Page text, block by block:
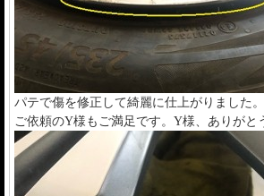
パテで傷を修正して綺麗に仕上がりました。
ご依頼のY様もご満足です。Y様、ありがと